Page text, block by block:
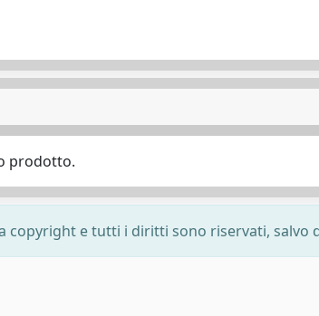
prodotto.
copyright e tutti i diritti sono riservati, salvo